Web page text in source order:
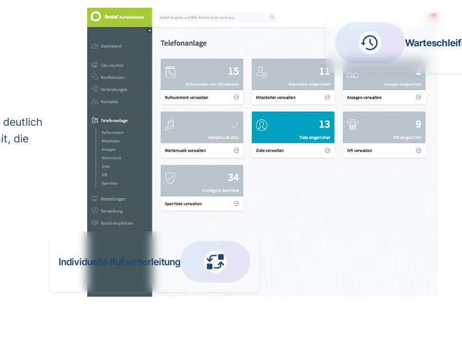
deutlich
die
Individuelle Rufweiterleitung